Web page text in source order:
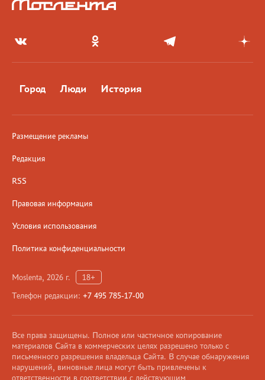
Город Люди История
Размещение рекламы
Редакция
RSS
Правовая информация
Условия использования
Политика конфиденциальности
Moslenta, 2026 г.
18+
Телефон редакции: +7 495 785-17-00
Все права защищены. Полное или частичное копирование
материалов Сайта в коммерческих целях разрешено только с
письменного разрешения владельца Сайта. В случае обнаружения
нарушений, виновные лица могут быть привлечены к
ответственности в соответствии с действующим